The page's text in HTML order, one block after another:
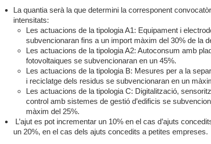
La quantia serà la que determini la corresponent
intensitats:
Les actuacions de la tipologia A1: Equipament i
subvencionaran fins a un import màxim del 30% de la
Les actuacions de la tipologia A2: Autoconsum amb
fotovoltaiques se subvencionaran en un 45%.
Les actuacions de la tipologia B: Mesures per a la
i reciclatge dels residus se subvencionaran en un
Les actuacions de la tipologia C: Digitalització,
control amb sistemes de gestió d’edificis se
màxim del 25%.
L’ajut es pot incrementar un 10% en el cas d’ajuts
un 20%, en el cas dels ajuts concedits a petites empreses.